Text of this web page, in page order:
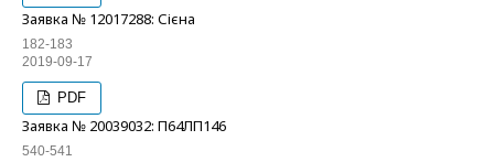
Заявка № 12017288: Сієна
182-183
2019-09-17
PDF
Заявка № 20039032: П64ЛП146
540-541